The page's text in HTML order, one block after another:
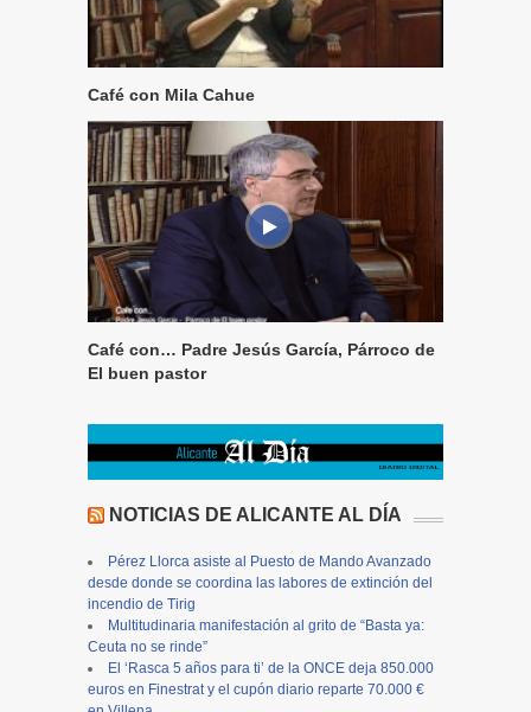
Café con Mila Cahue
Café con… Padre Jesús García, Párroco de
El buen pastor
NOTICIAS DE ALICANTE AL DÍA
Pérez Llorca asiste al Puesto de Mando Avanzado
desde donde se coordina las labores de extinción del
incendio de Tirig
Multitudinaria manifestación al grito de “Basta ya:
Ceuta no se rinde”
El ‘Rasca 5 años para ti’ de la ONCE deja 850.000
euros en Finestrat y el cupón diario reparte 70.000 €